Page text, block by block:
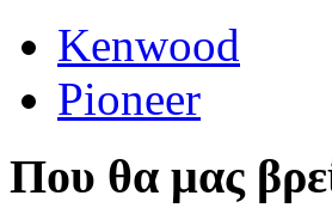
Kenwood
Pioneer
Που θα μας